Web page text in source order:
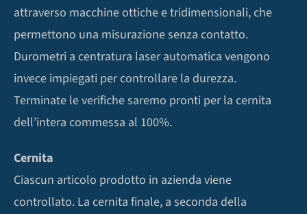
attraverso macchine ottiche e tridimensionali, che
permettono una misurazione senza contatto.
Durometri a centratura laser automatica vengono
invece impiegati per controllare la durezza.
Terminate le verifiche saremo pronti per la cernita
dell’intera commessa al 100%.
Cernita
Ciascun articolo prodotto in azienda viene
controllato. La cernita finale, a seconda della